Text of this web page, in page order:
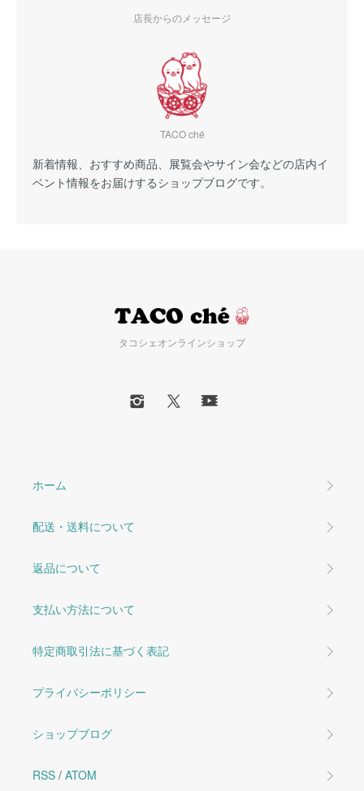
店長からのメッセージ
TACO ché
新着情報、おすすめ商品、展覧会やサイン会などの店内イ
ベント情報をお届けするショップブログです。
タコシェオンラインショップ
ホーム
配送・送料について
返品について
支払い方法について
特定商取引法に基づく表記
プライバシーポリシー
ショップブログ
RSS / ATOM